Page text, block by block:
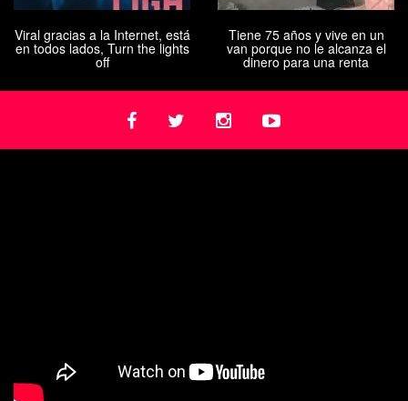
Viral gracias a la Internet, está
en todos lados, Turn the lights
off
Tiene 75 años y vive en un
van porque no le alcanza el
dinero para una renta